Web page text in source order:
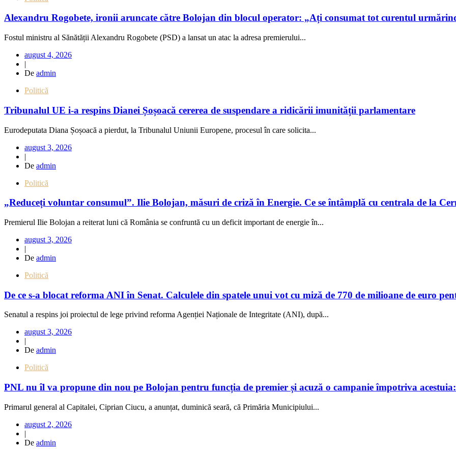
Alexandru Rogobete, ironii aruncate către Bolojan din blocul operator: „Ați consumat tot curentul
Fostul ministru al Sănătății Alexandru Rogobete (PSD) a lansat un atac la adresa premierului...
august 4, 2026
|
De admin
Politică
Tribunalul UE i-a respins Dianei Șoșoacă cererea de suspendare a ridicării imunității parlamentare
Eurodeputata Diana Șoșoacă a pierdut, la Tribunalul Uniunii Europene, procesul în care solicita...
august 3, 2026
|
De admin
Politică
„Reduceți voluntar consumul”. Ilie Bolojan, măsuri de criză în Energie. Ce se întâmplă cu centrala de la
Premierul Ilie Bolojan a reiterat luni că România se confruntă cu un deficit important de energie în...
august 3, 2026
|
De admin
Politică
De ce s-a blocat reforma ANI în Senat. Calculele din spatele unui vot cu miză de 770 de milioane de euro
Senatul a respins joi proiectul de lege privind reforma Agenției Naționale de Integritate (ANI), după...
august 3, 2026
|
De admin
Politică
PNL nu îl va propune din nou pe Bolojan pentru funcția de premier și acuză o campanie împotriva
Primarul general al Capitalei, Ciprian Ciucu, a anunțat, duminică seară, că Primăria Municipiului...
august 2, 2026
|
De admin